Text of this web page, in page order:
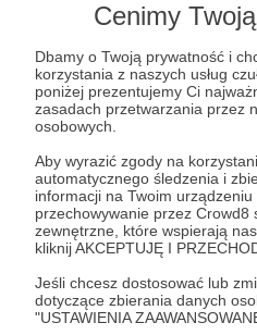
Cenimy
Dbamy o Twoją prywatność i
korzystania z naszych usług
poniżej prezentujemy Ci
zasadach przetwarzania przez
osobowych.
Aby wyrazić zgody na
automatycznego śledzenia i
informacji na Twoim
przechowywanie przez
zewnętrzne, które wspierają
kliknij AKCEPTUJĘ I
Jeśli chcesz dostosować lub
dotyczące zbierania danych
"USTAWIENIA
"Stówka" to już bardzo
to tylko 3,33zł dziennie :)
myślisz o tej kwocie,
uwielbiasz muzykę i zależy
Oby więcej takich osób!
wielkie wsparcie!
W tej kwocie otrzymasz
ale dodatkowo:
- zamiast raz na rok, to raz
ode mnie prezent z jakimiś